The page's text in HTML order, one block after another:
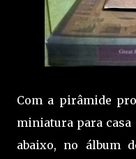
Com a pirâmide
miniatura para
abaixo, no álbum